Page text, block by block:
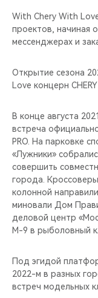
With Chery With
проектов, начиная
мессенджерах и
Открытие сезона
Love концерн
В конце августа
встреча
PRO. На парковке
«Лужники»
совершить
города. Кроссоверы
колонной
миновали Дом
деловой центр
М-9 в рыболовный
Под эгидой
2022-м в разных
встреч модельных